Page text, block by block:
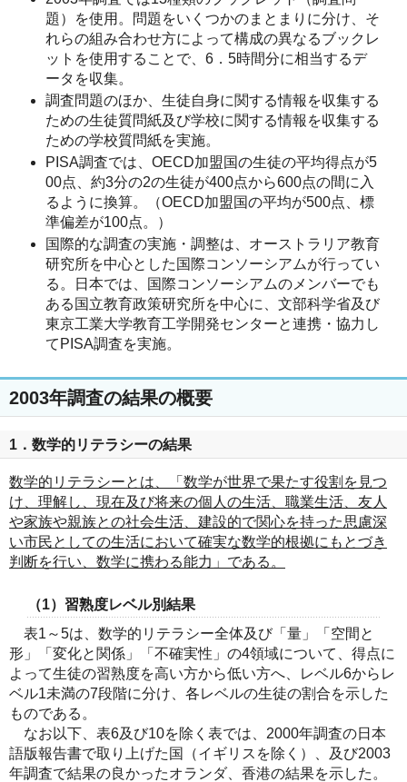
題）を使用。問題をいくつかのまとまりに分け、そ
れらの組み合わせ方によって構成の異なるブックレ
ットを使用することで、6．5時間分に相当するデ
ータを収集。
調査問題のほか、生徒自身に関する情報を収集する
ための生徒質問紙及び学校に関する情報を収集する
ための学校質問紙を実施。
PISA調査では、OECD加盟国の生徒の平均得点が5
00点、約3分の2の生徒が400点から600点の間に入
るように換算。（OECD加盟国の平均が500点、標
準偏差が100点。）
国際的な調査の実施・調整は、オーストラリア教育
研究所を中心とした国際コンソーシアムが行ってい
る。日本では、国際コンソーシアムのメンバーでも
ある国立教育政策研究所を中心に、文部科学省及び
東京工業大学教育工学開発センターと連携・協力し
てPISA調査を実施。
2003年調査の結果の概要
1．数学的リテラシーの結果
数学的リテラシーとは、「数学が世界で果たす役割を見つ
け、理解し、現在及び将来の個人の生活、職業生活、友人
や家族や親族との社会生活、建設的で関心を持った思慮深
い市民としての生活において確実な数学的根拠にもとづき
判断を行い、数学に携わる能力」である。
（1）習熟度レベル別結果
表1～5は、数学的リテラシー全体及び「量」「空間と
形」「変化と関係」「不確実性」の4領域について、得点に
よって生徒の習熟度を高い方から低い方へ、レベル6からレ
ベル1未満の7段階に分け、各レベルの生徒の割合を示した
ものである。
なお以下、表6及び10を除く表では、2000年調査の日本
語版報告書で取り上げた国（イギリスを除く）、及び2003
年調査で結果の良かったオランダ、香港の結果を示した。